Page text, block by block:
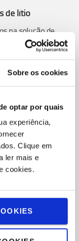
Sobre os cookies
optar por quais
experiência,
Clique em
ler mais e
cookies.
de lítio
na solução de
Toyota
ao mesmo tempo